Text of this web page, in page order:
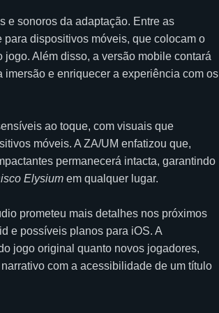
e sonoros da adaptação. Entre as
dispositivos móveis, que colocam o
Além disso, a versão mobile contará
e enriquecer a experiência com os
ao toque, com visuais que
móveis. A ZA/UM enfatizou que,
permanecerá intacta, garantindo
Elysium em qualquer lugar.
prometeu mais detalhes nos próximos
e possíveis planos para iOS. A
jogo original quanto novos jogadores,
com a acessibilidade de um título